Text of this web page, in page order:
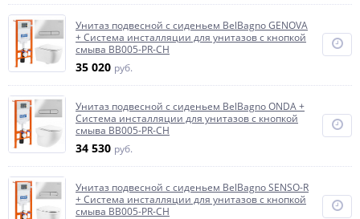
Унитаз подвесной с сиденьем BelBagno GENOVA
+ Система инсталляции для унитазов с кнопкой
смыва BB005-PR-CH
35 020 руб.
Унитаз подвесной с сиденьем BelBagno ONDA +
Система инсталляции для унитазов с кнопкой
смыва BB005-PR-CH
34 530 руб.
Унитаз подвесной с сиденьем BelBagno SENSO-R
+ Система инсталляции для унитазов с кнопкой
смыва BB005-PR-CH